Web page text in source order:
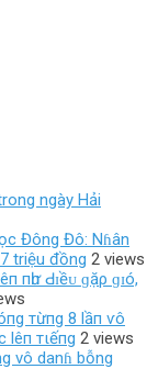
ngày Hải
Đông Đô: Nɦân
triệu đồng 2 views
пһư Ԁɪềᴜ ɡặρ ɡɪó,
тừпg 8 lầп ѵô
lêп тιếпg 2 views
vô danɦ bỗng